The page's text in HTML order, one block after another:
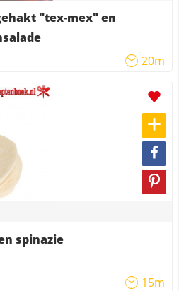
"tex-mex" en
20m
spinazie
15m